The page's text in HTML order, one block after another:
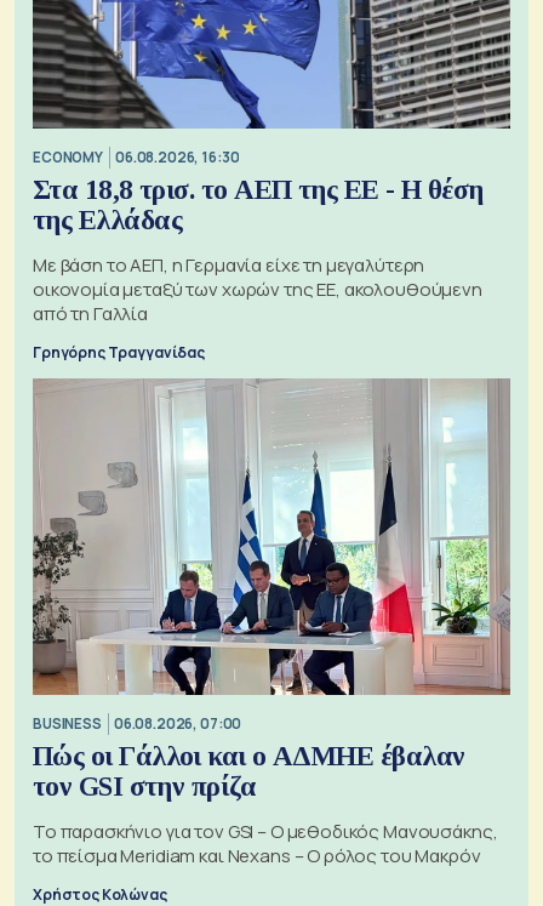
ECONOMY 06.08.2026, 16:30
Στα 18,8 τρισ. το ΑΕΠ της ΕΕ - Η θέση
της Ελλάδας
Με βάση το ΑΕΠ, η Γερμανία είχε τη μεγαλύτερη
οικονομία μεταξύ των χωρών της ΕΕ, ακολουθούμενη
από τη Γαλλία
Γρηγόρης Τραγγανίδας
BUSINESS 06.08.2026, 07:00
Πώς οι Γάλλοι και ο ΑΔΜΗΕ έβαλαν
τον GSI στην πρίζα
Το παρασκήνιο για τον GSI – Ο μεθοδικός Μανουσάκης,
το πείσμα Meridiam και Nexans – Ο ρόλος του Μακρόν
Χρήστος Κολώνας